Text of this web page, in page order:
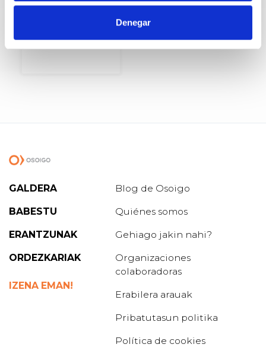
Denegar
GALDERA
BABESTU
ERANTZUNAK
ORDEZKARIAK
IZENA EMAN!
Blog de Osoigo
Quiénes somos
Gehiago jakin nahi?
Organizaciones
colaboradoras
Erabilera arauak
Pribatutasun politika
Política de cookies